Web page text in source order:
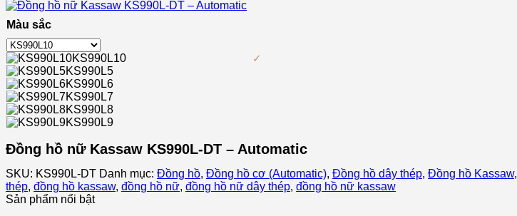
Màu sắc
KS990L10
KS990L5
KS990L6
KS990L7
KS990L8
KS990L9
Đồng hồ nữ Kassaw KS990L-DT – Automatic
SKU: KS990L-DT Danh mục: Đồng hồ, Đồng hồ cơ (Automatic), Đồng hồ dây thép, Đồng hồ Kassaw,
thép, đồng hồ kassaw, đồng hồ nữ, đồng hồ nữ dây thép, đồng hồ nữ kassaw
Sản phẩm nổi bật